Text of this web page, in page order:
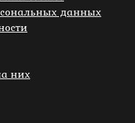
данных
них